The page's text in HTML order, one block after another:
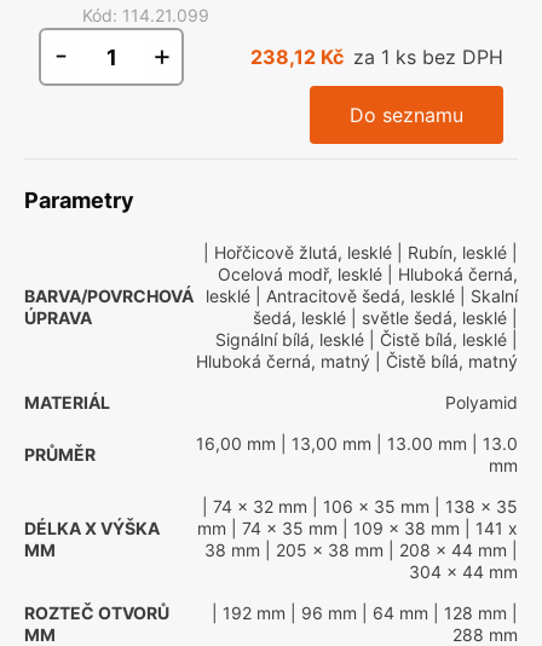
Kód: 114.21.099
- + 238,12 Kč za 1 ks bez DPH
Do seznamu
Parametry
BARVA/POVRCHOVÁ
ÚPRAVA
| Hořčicově žlutá, lesklé | Rubín, lesklé
Ocelová modř, lesklé | Hluboká černá,
lesklé | Antracitově šedá, lesklé | Skalní
šedá, lesklé | světle šedá, lesklé
Signální bílá, lesklé | Čistě bílá, lesklé
Hluboká černá, matný | Čistě bílá, matný
MATERIÁL
Polyamid
PRŮMĚR
16,00 mm | 13,00 mm | 13.00 mm | 13.0
mm
DÉLKA X VÝŠKA
MM
| 74 x 32 mm | 106 x 35 mm | 138 x 35
mm | 74 x 35 mm | 109 x 38 mm | 141 x
38 mm | 205 x 38 mm | 208 x 44 mm
304 x 44 mm
ROZTEČ OTVORŮ
MM
| 192 mm | 96 mm | 64 mm | 128 mm
288 mm